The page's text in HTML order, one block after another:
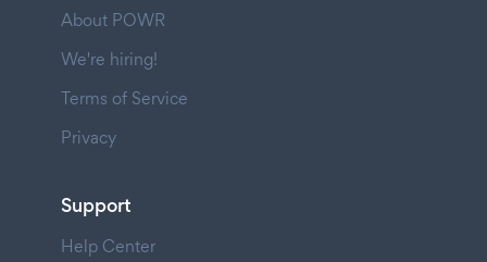
About POWR
We're hiring!
Terms of Service
Privacy
Support
Help Center